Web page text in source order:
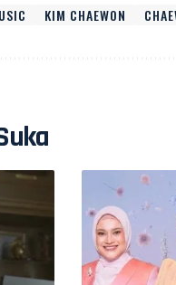
KIM CHAEWON